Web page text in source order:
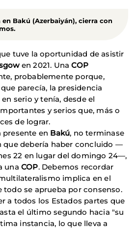
en Bakú (Azerbaiyán), cierra con
tuve la oportunidad de asistir
en 2021. UnaCOP
probablemente porque,
parecía, la presidencia
serio y tenía, desde el
y serios que, más o
de lograr.
presente en Bakú, no terminase
que debería haber concluido —
22 en lugar del domingo 24—,
una COP. Debemos recordar
implica en el
todo se aprueba por consenso.
a todos los Estados partes que
el último segundo hacia "su
instancia, lo que lleva a